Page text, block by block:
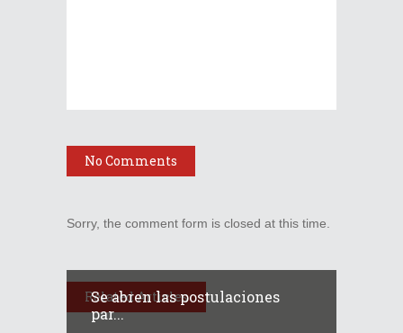
No Comments
Sorry, the comment form is closed at this time.
Related Articles
Se abren las postulaciones
par...